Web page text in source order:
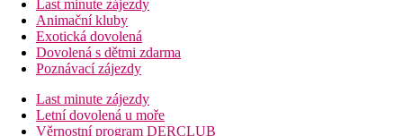
Last minute zájezdy
Animační kluby
Exotická dovolená
Dovolená s dětmi zdarma
Poznávací zájezdy
Last minute zájezdy
Letní dovolená u moře
Věrnostní program DERCLUB